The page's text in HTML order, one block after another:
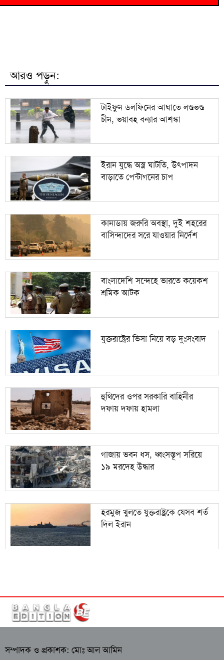
উদ্বোধন
৯ রহমান
১০ দেশে আবারও প্রাণঘাতী করোনার সংক্রমণ শনাক্ত
আরও পড়ুন:
টাইফুন ডলফিনের আঘাতে লণ্ডভণ্ড
চীন, ভয়াবহ বন্যার আশঙ্কা
ইরান যুদ্ধে অস্ত্র ঘাটতি, উৎপাদন
বাড়াতে পেন্টাগনের চাপ
কানাডায় জরুরি অবস্থা, দুই শহরের
বাসিন্দাদের সরে যাওয়ার নির্দেশ
বাংলাদেশি সন্দেহে ভারতে কয়েকশ
শ্রমিক আটক
যুক্তরাষ্ট্রের ভিসা নিয়ে বড় দুঃসংবাদ
হুথিদের ওপর সরকারি বাহিনীর
দফায় দফায় হামলা
গাজায় ভবন ধস, ধ্বংসস্তূপ সরিয়ে
১৯ মরদেহ উদ্ধার
হরমুজ খুলতে যুক্তরাষ্ট্রকে যেসব শর্ত
দিল ইরান
সম্পাদক ও প্রকাশক: মোঃ আল আমিন